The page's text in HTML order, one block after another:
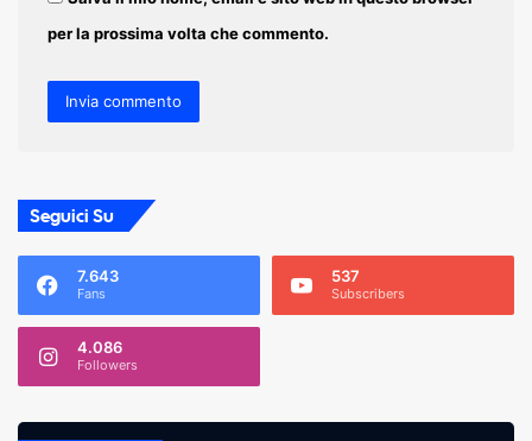
per la prossima volta che commento.
Seguici Su
7.643
Fans
537
Subscribers
4.086
Followers